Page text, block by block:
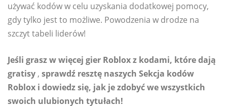
używać kodów w celu uzyskania dodatkowej pomocy,
gdy tylko jest to możliwe. Powodzenia w drodze na
szczyt tabeli liderów!
Jeśli grasz w więcej gier Roblox z kodami, które dają
gratisy , sprawdź resztę naszych Sekcja kodów
Roblox i dowiedz się, jak je zdobyć we wszystkich
swoich ulubionych tytułach!